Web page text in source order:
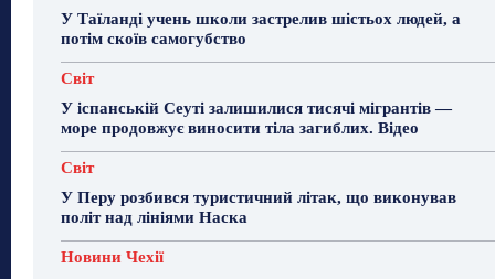
У Таїланді учень школи застрелив шістьох людей, а
потім скоїв самогубство
Світ
У іспанській Сеуті залишилися тисячі мігрантів —
море продовжує виносити тіла загиблих. Відео
Світ
У Перу розбився туристичний літак, що виконував
політ над лініями Наска
Новини Чехії